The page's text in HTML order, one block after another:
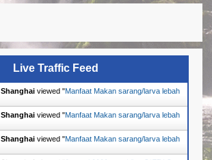
Live Traffic Feed
Shanghai viewed "Manfaat Makan sarang/larva lebah
Shanghai viewed "Manfaat Makan sarang/larva lebah
Shanghai viewed "Manfaat Makan sarang/larva lebah